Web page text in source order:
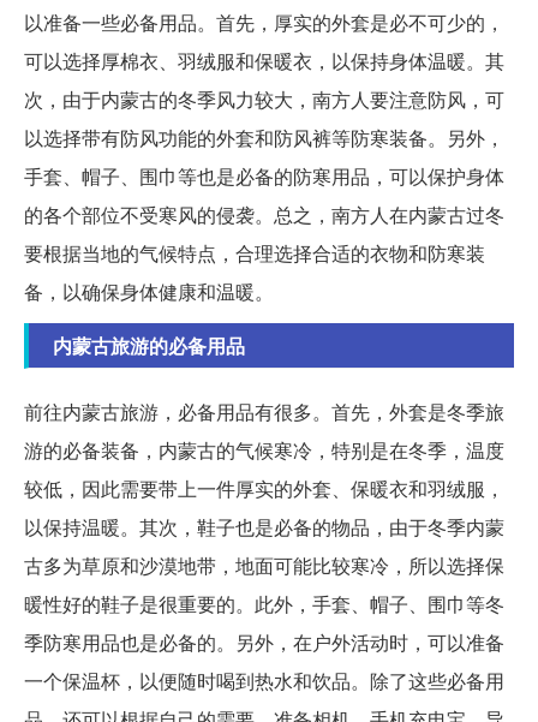
以准备一些必备用品。首先，厚实的外套是必不可少的，
可以选择厚棉衣、羽绒服和保暖衣，以保持身体温暖。其
次，由于内蒙古的冬季风力较大，南方人要注意防风，可
以选择带有防风功能的外套和防风裤等防寒装备。另外，
手套、帽子、围巾等也是必备的防寒用品，可以保护身体
的各个部位不受寒风的侵袭。总之，南方人在内蒙古过冬
要根据当地的气候特点，合理选择合适的衣物和防寒装
备，以确保身体健康和温暖。
内蒙古旅游的必备用品
前往内蒙古旅游，必备用品有很多。首先，外套是冬季旅
游的必备装备，内蒙古的气候寒冷，特别是在冬季，温度
较低，因此需要带上一件厚实的外套、保暖衣和羽绒服，
以保持温暖。其次，鞋子也是必备的物品，由于冬季内蒙
古多为草原和沙漠地带，地面可能比较寒冷，所以选择保
暖性好的鞋子是很重要的。此外，手套、帽子、围巾等冬
季防寒用品也是必备的。另外，在户外活动时，可以准备
一个保温杯，以便随时喝到热水和饮品。除了这些必备用